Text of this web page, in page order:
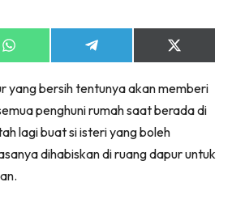
Share
on
Share
on
Share
on
(Twitter)
yang bersih tentunya akan memberi
penghuni rumah saat berada di
lagi buat si isteri yang boleh
dihabiskan di ruang dapur untuk